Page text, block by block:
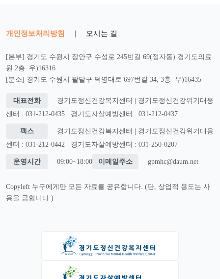
개인정보처리방침 | 오시는 길
[본부] 경기도 수원시 장안구 수성로 245번길 69(정자동) 경기도의료
원 2층 우)16316
[분소] 경기도 수원시 팔달구 덕영대로 697번길 34, 3층 우)16435
대표전화
경기도정신건강복지센터 | 경기도정신건강위기대응
센터 : 031-212-0435
경기도자살예방센터 : 031-212-0437
팩스
경기도정신건강복지센터 | 경기도정신건강위기대응
센터 : 031-212-0442
경기도자살예방센터 : 031-250-0207
운영시간 09:00~18:00 이메일주소 gpmhc@daum.net
Copyleft 누구에게만 모든 자료를 공유합니다. (단, 상업적 용도는 사
용을 금합니다.)